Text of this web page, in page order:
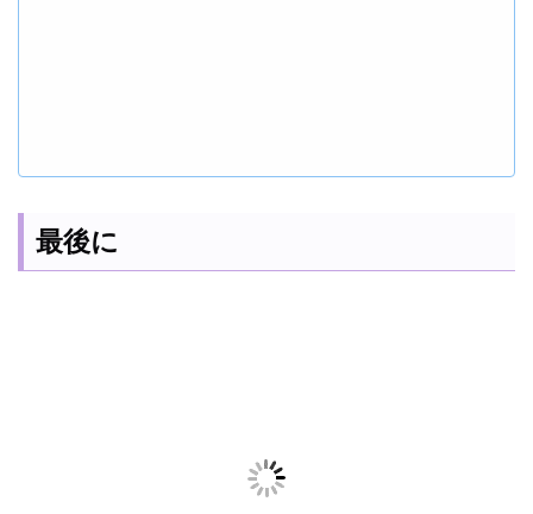
最後に